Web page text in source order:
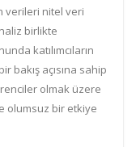
verileri nitel veri
birlikte
katılımcıların
bakış açısına sahip
olmak üzere
olumsuz bir etkiye